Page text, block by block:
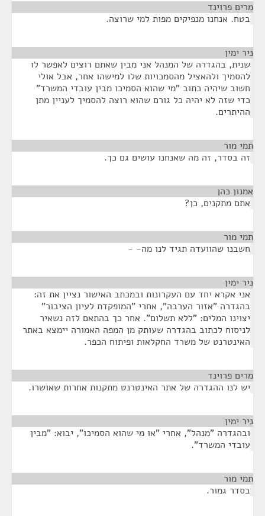
פרוינד¶
אנחנו מנפיקים מפות למי שרוצה.
ימין ¶
בהגדרה של המנהל אני מבין שאתם רוצים לאפשר לו
ולהאציל מהסמכויות שלו למישהו אחר, אבל אולי
שיהיה כתוב "מי שהוא הסמיכו מבין עובדי המשרד"
שזה לא יהיה כל גורם שהוא רוצה להסמיך לעניין מתן
מור ¶
בסדר, זה מה שאנחנו עושים גם כך.
כהן
מתקנים, כן?
מור ¶
שהוועדה תגיד לנו מה- -
ימין ¶
אקרא יחד עם העקרונות ובמכתב האישור נציין את זה:
"אזור הערבה", אחרי "המופקדת לעיון הציבור"
המלים: "ללא תשלום". אחר כך בהתאם לזה נשאיר
לכתוב בהגדרה שעותק מן המפה האמורה יימצא באתר
של משרד החקלאות ופיתוח הכפר.
פרוינד¶
לנו ההגדרה של אתר האינטרנט מתקנות אחרות שאושרו.
ימין ¶
"מנהל", אחרי "או מי שהוא הסמיכו", יבוא: "מבין
המשרד".
מור ¶
גמור.